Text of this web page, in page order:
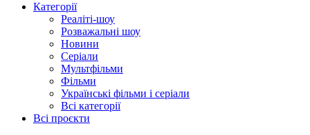
Категорії
Реаліті-шоу
Розважальні шоу
Новини
Серіали
Мультфільми
Фільми
Українські фільми і серіали
Всі категорії
Всі проєкти